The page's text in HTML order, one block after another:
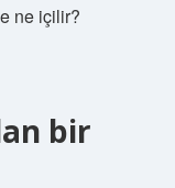
ne içilir?
bir